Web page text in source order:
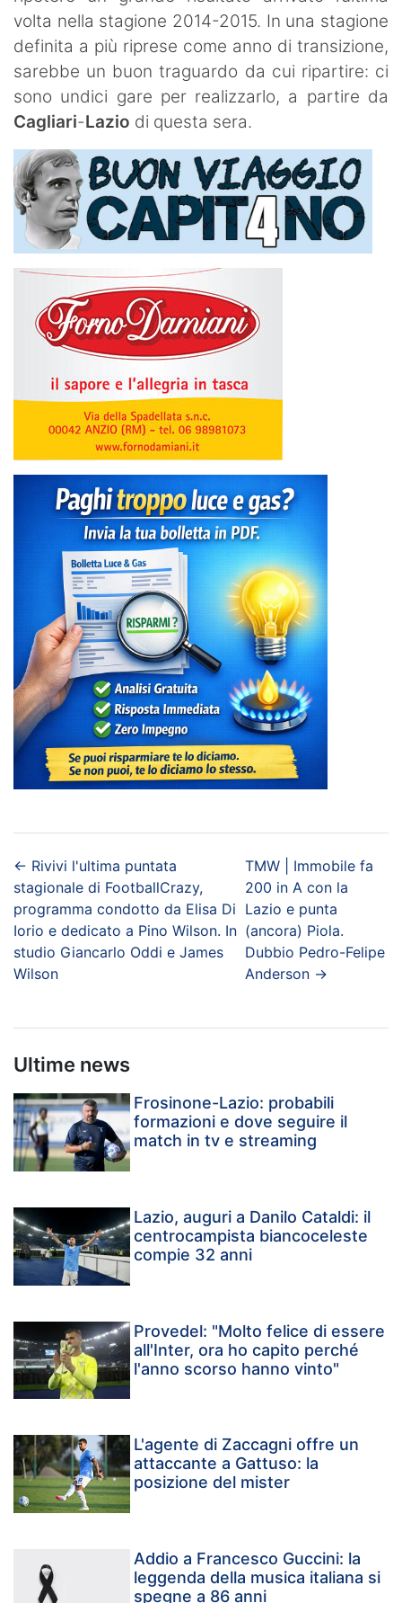
volta nella stagione 2014-2015. In una stagione
definita a più riprese come anno di transizione,
sarebbe un buon traguardo da cui ripartire: ci
sono undici gare per realizzarlo, a partire da
Cagliari-Lazio di questa sera.
← Rivivi l'ultima puntata
stagionale di FootballCrazy,
programma condotto da Elisa Di
Iorio e dedicato a Pino Wilson. In
studio Giancarlo Oddi e James
Wilson
TMW | Immobile fa
200 in A con la
Lazio e punta
(ancora) Piola.
Dubbio Pedro-Felipe
Anderson→
Ultime news
Frosinone-Lazio: probabili
formazioni e dove seguire il
match in tv e streaming
Lazio, auguri a Danilo Cataldi: il
centrocampista biancoceleste
compie 32 anni
Provedel: "Molto felice di essere
all'Inter, ora ho capito perché
l'anno scorso hanno vinto"
L'agente di Zaccagni offre un
attaccante a Gattuso: la
posizione del mister
Addio a Francesco Guccini: la
leggenda della musica italiana si
spegne a 86 anni